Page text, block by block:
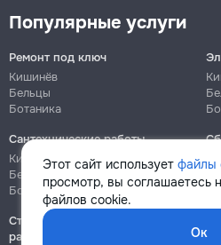
Этот сайт использует файлы
просмотр, вы соглашаетесь
файлов cookie.
Ок
Популярные услуги
Ремонт под ключ
Кишинёв
Бельцы
Ботаника
Сантехнические работы
Кишинёв
Бельцы
Ботаника
Строительно-монтажные
работы